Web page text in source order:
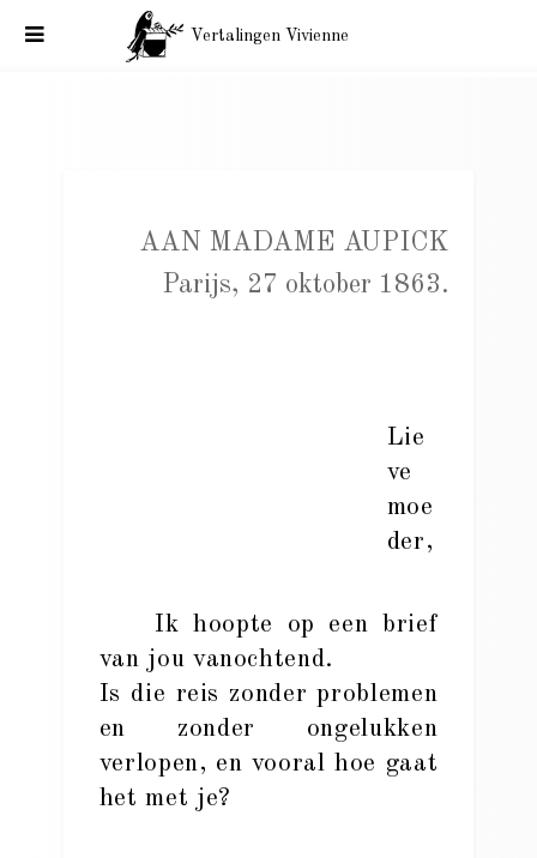
Vertalingen Vivienne
AAN MADAME AUPICK
Parijs, 27 oktober 1863.
Lie
ve
moe
der,
Ik hoopte op een brief
van jou vanochtend.
Is die reis zonder problemen
en zonder ongelukken
verlopen, en vooral hoe gaat
het met je?